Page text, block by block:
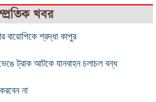
খবর
বায়োপিকে শ্রদ্ধা কাপুর
ট্রাক আটকে যানবাহন চলাচল বন্ধ
না